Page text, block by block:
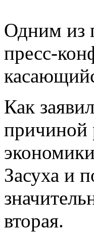
Одним из
пресс-
Как
причиной
Засуха и
вторая.